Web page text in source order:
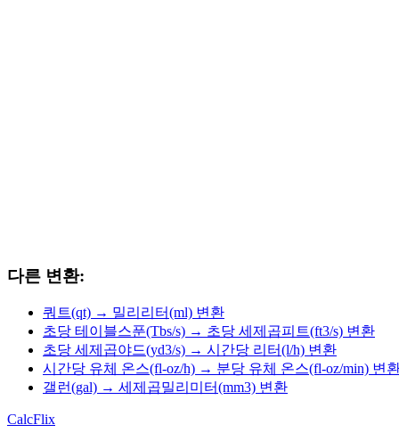
다른 변환:
쿼트(qt) → 밀리리터(ml) 변환
초당 테이블스푼(Tbs/s) → 초당 세제곱피트(ft3/s) 변환
초당 세제곱야드(yd3/s) → 시간당 리터(l/h) 변환
시간당 유체 온스(fl-oz/h) → 분당 유체 온스(fl-oz/min) 변
갤런(gal) → 세제곱밀리미터(mm3) 변환
CalcFlix